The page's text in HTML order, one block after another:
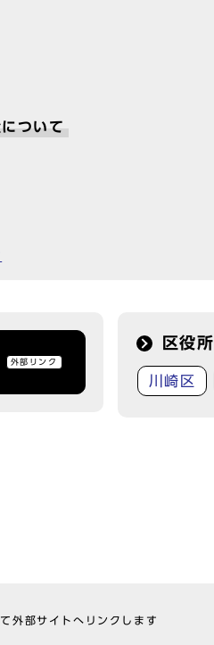
ついて
外部リンク
区役所
川崎区
外部サイトへリンクします